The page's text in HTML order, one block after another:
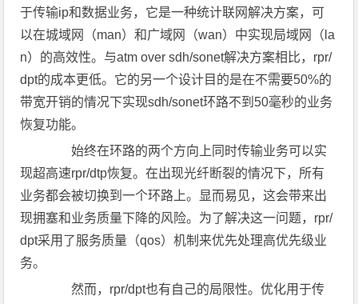
于传输ip和数据业务，它是一种统计联网解决方案，可
以在城域网（man）和广域网（wan）中实现局域网（la
n）的高效性。与atm over sdh/sonet解决方案相比，rpr/
dpt的成本更低。它的另一个设计目的是在不需要50%的
带宽开销的情况下实现sdh/sonet环路不到50毫秒的业务
恢复功能。
始终在环路的两个方向上同时传输业务可以实
现超高速rpr/dtp恢复。在出现光纤断裂的情况下，所有
业务都会被切换到一个环路上。显而易见，这会带来出
现拥塞和业务质量下降的风险。为了解决这一问题，rpr/
dpt采用了服务质量（qos）机制来优先处理高优先级业
务。
然而，rpr/dpt也有自己的局限性。优化用于传